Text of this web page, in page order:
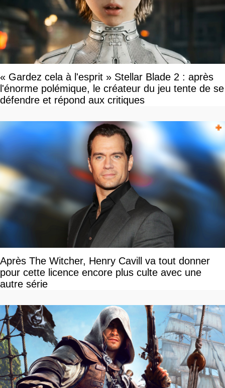
« Gardez cela à l'esprit » Stellar Blade 2 : après
l'énorme polémique, le créateur du jeu tente de se
défendre et répond aux critiques
Après The Witcher, Henry Cavill va tout donner
pour cette licence encore plus culte avec une
autre série